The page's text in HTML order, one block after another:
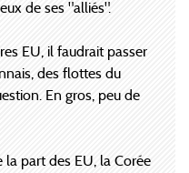
de ses "alliés".
EU, il faudrait passer
des flottes du
En gros, peu de
part des EU, la Corée